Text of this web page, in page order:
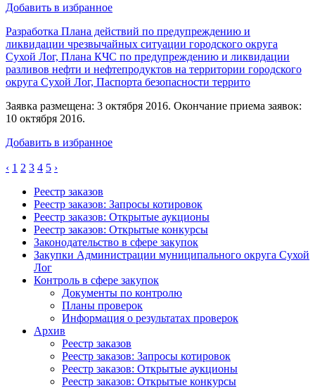
Добавить в избранное
Разработка Плана действий по предупреждению и
ликвидации чрезвычайных ситуации городского округа
Сухой Лог, Плана КЧС по предупреждению и ликвидации
разливов нефти и нефтепродуктов на территории городского
округа Сухой Лог, Паспорта безопасности террито
Заявка размещена: 3 октября 2016. Окончание приема заявок:
10 октября 2016.
Добавить в избранное
‹ 1 2 3 4 5 ›
Реестр заказов
Реестр заказов: Запросы котировок
Реестр заказов: Открытые аукционы
Реестр заказов: Открытые конкурсы
Законодательство в сфере закупок
Закупки Администрации муниципального округа Сухой
Лог
Контроль в сфере закупок
Документы по контролю
Планы проверок
Информация о результатах проверок
Архив
Реестр заказов
Реестр заказов: Запросы котировок
Реестр заказов: Открытые аукционы
Реестр заказов: Открытые конкурсы